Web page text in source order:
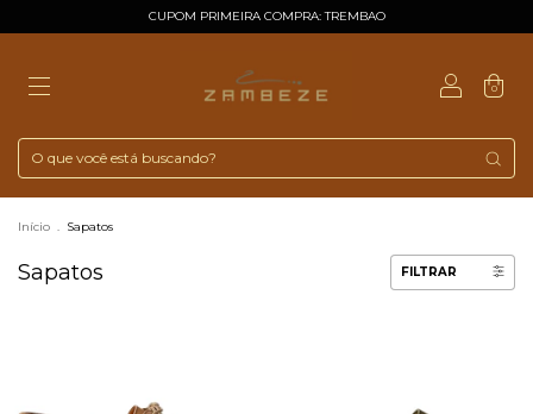
CUPOM PRIMEIRA COMPRA: TREMBAO
0
Início . Sapatos
Sapatos FILTRAR